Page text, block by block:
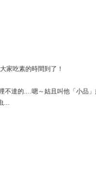
家吃素的時間到了！
不達的....嗯～姑且叫他「小品
...